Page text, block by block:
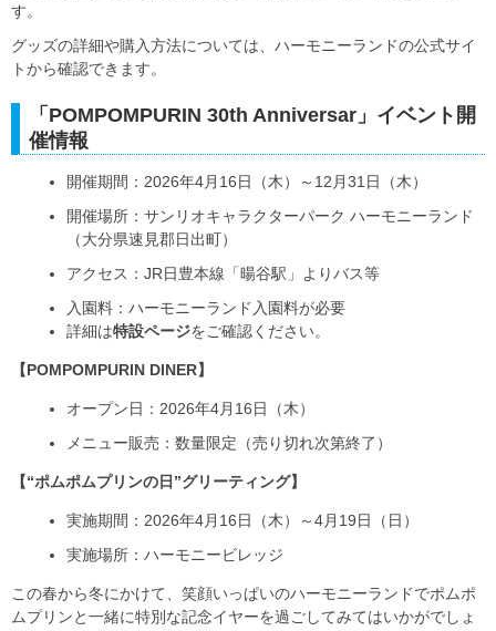
す。
グッズの詳細や購入方法については、ハーモニーランドの公式サイ
トから確認できます。
「POMPOMPURIN 30th Anniversar」イベント開
催情報
開催期間：2026年4月16日（木）～12月31日（木）
開催場所：サンリオキャラクターパーク ハーモニーランド
（大分県速見郡日出町）
アクセス：JR日豊本線「暘谷駅」よりバス等
入園料：ハーモニーランド入園料が必要
詳細は特設ページをご確認ください。
【POMPOMPURIN DINER】
オープン日：2026年4月16日（木）
メニュー販売：数量限定（売り切れ次第終了）
【“ポムポムプリンの日”グリーティング】
実施期間：2026年4月16日（木）～4月19日（日）
実施場所：ハーモニービレッジ
この春から冬にかけて、笑顔いっぱいのハーモニーランドでポムポ
ムプリンと一緒に特別な記念イヤーを過ごしてみてはいかがでしょ